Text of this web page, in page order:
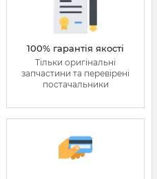
100% гарантія якості
Тільки оригінальні
запчастини та перевірені
постачальники